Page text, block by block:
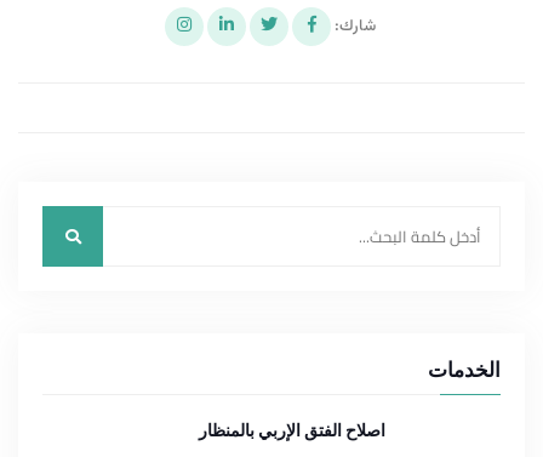
شارك:
الخدمات
اصلاح الفتق الإربي بالمنظار